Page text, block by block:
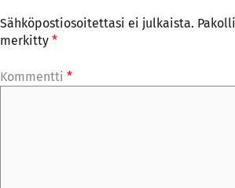
Sähköpostiosoitettasi ei julkaista.
merkitty *
Kommentti *